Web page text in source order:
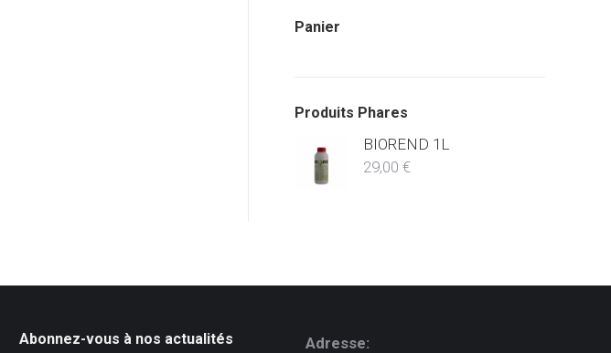
Panier
Produits Phares
BIOREND 1L
29,00 €
Abonnez-vous à nos actualités
Adresse: